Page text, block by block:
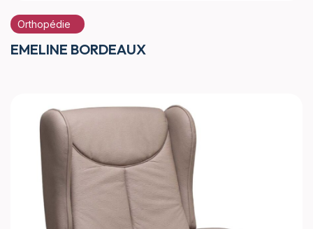
Orthopédie
EMELINE BORDEAUX